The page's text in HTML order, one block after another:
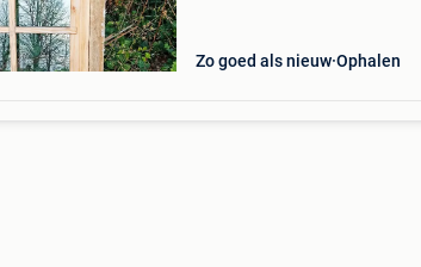
Zo goed als nieuw Ophalen